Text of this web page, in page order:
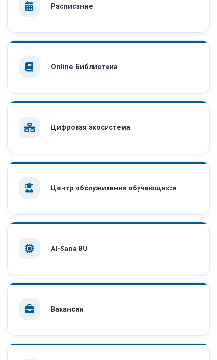
Расписание
Online Библиотека
Цифровая экосистема
Центр обслуживания обучающихся
AI-Sana BU
Вакансии